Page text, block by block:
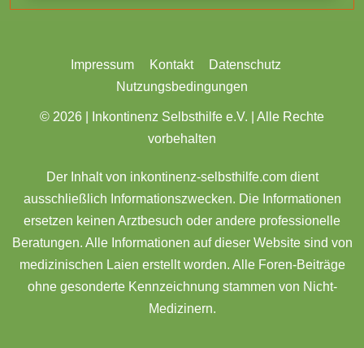
Impressum Kontakt
Datenschutz
Nutzungsbedingungen
© 2026 |
Inkontinenz Selbsthilfe e.V. | Alle Rechte
vorbehalten
Der Inhalt von inkontinenz-selbsthilfe.com dient
ausschließlich Informationszwecken. Die Informationen
ersetzen keinen Arztbesuch oder andere professionelle
Beratungen. Alle Informationen auf dieser Website sind von
medizinischen Laien erstellt worden. Alle Foren-Beiträge
ohne gesonderte Kennzeichnung stammen von Nicht-
Medizinern.